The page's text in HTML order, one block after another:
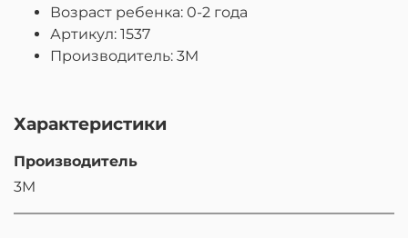
Возраст ребенка: 0-2 года
Артикул: 1537
Производитель: 3M
Характеристики
Производитель
3M